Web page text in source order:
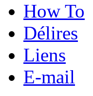
How To
Délires
Liens
E-mail